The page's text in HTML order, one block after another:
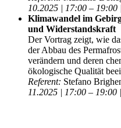
10.2025 | 17:00 – 19:00
Klimawandel im
und Widerstandskraft
Der Vortrag zeigt, wie
der Abbau des
verändern und deren
ökologische Qualität
Referent: Stefano
11.2025 | 17:00 – 19:00